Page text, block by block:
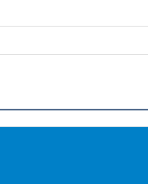
Lọc Khí Độc Quyền Của